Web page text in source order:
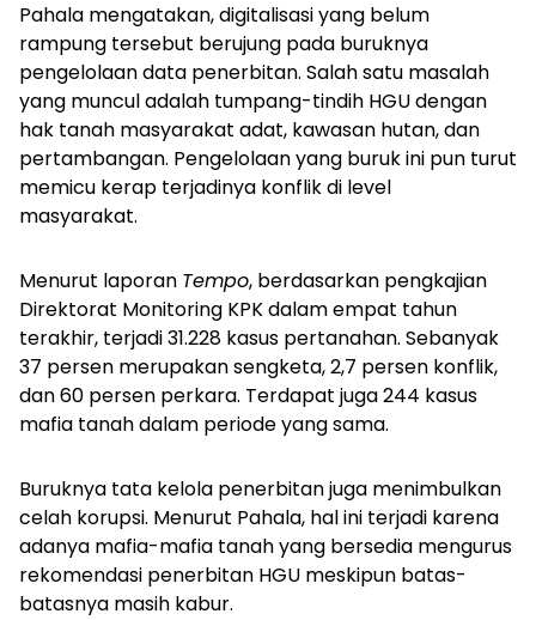
Pahala mengatakan, digitalisasi yang belum
rampung tersebut berujung pada buruknya
pengelolaan data penerbitan. Salah satu masalah
yang muncul adalah tumpang-tindih HGU dengan
hak tanah masyarakat adat, kawasan hutan, dan
pertambangan. Pengelolaan yang buruk ini pun turut
memicu kerap terjadinya konflik di level
masyarakat.
Menurut laporan Tempo, berdasarkan pengkajian
Direktorat Monitoring KPK dalam empat tahun
terakhir, terjadi 31.228 kasus pertanahan. Sebanyak
37 persen merupakan sengketa, 2,7 persen konflik,
dan 60 persen perkara. Terdapat juga 244 kasus
mafia tanah dalam periode yang sama.
Buruknya tata kelola penerbitan juga menimbulkan
celah korupsi. Menurut Pahala, hal ini terjadi karena
adanya mafia-mafia tanah yang bersedia mengurus
rekomendasi penerbitan HGU meskipun batas-
batasnya masih kabur.